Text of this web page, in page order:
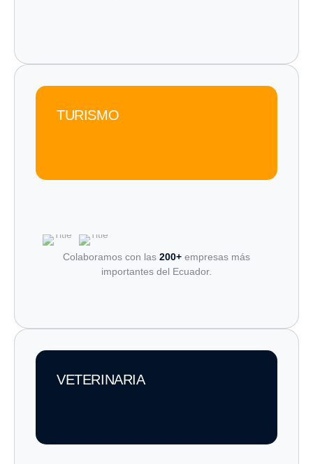
Colaboramos con las 200+ empresas más
importantes del Ecuador.
TURISMO
VETERINARIA